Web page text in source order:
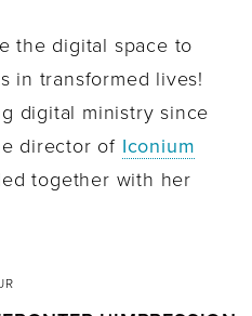
the digital space to
in transformed lives!
digital ministry since
director of Iconium
together with her